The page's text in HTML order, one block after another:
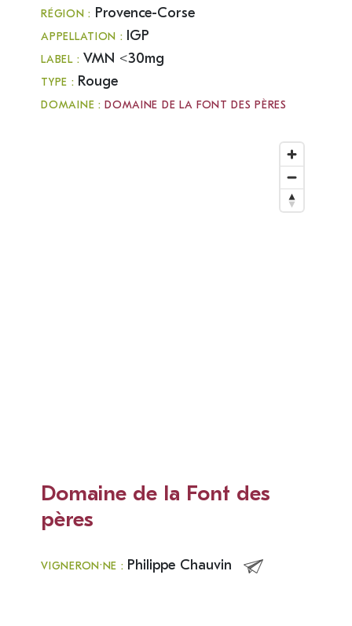
RÉGION : Provence-Corse
APPELLATION : IGP
LABEL : VMN <30mg
TYPE : Rouge
DOMAINE :DOMAINE DE LA FONT DES PÈRES
Domaine de la Font des
pères
VIGNERON·NE : Philippe Chauvin